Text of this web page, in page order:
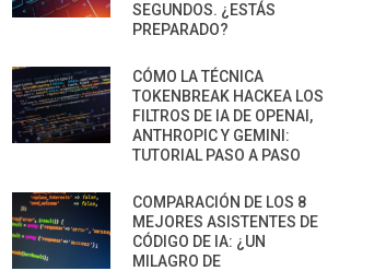
SEGUNDOS. ¿ESTÁS
PREPARADO?
CÓMO LA TÉCNICA
TOKENBREAK HACKEA LOS
FILTROS DE IA DE OPENAI,
ANTHROPIC Y GEMINI:
TUTORIAL PASO A PASO
COMPARACIÓN DE LOS 8
MEJORES ASISTENTES DE
CÓDIGO DE IA: ¿UN
MILAGRO DE